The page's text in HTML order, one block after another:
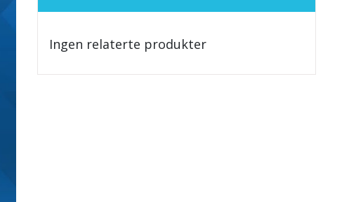
Ingen relaterte produkter